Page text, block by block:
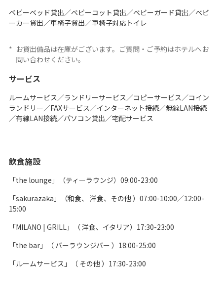
ベビーベッド貸出／ベビーコット貸出／ベビーガード貸出／ベビ
ーカー貸出／車椅子貸出／車椅子対応トイレ
* お貸出備品は在庫がございます。ご質問・ご予約はホテルへお
問い合わせください。
サービス
ルームサービス／ランドリーサービス／コピーサービス／コイン
ランドリー／FAXサービス／インターネット接続／無線LAN接続
／有線LAN接続／パソコン貸出／宅配サービス
飲食施設
「the lounge」（ティーラウンジ）09:00-23:00
「sakurazaka」（和食、 洋食、その他 ）07:00-10:00／12:00-
15:00
「MILANO | GRILL」（ 洋食、イタリア）17:30-23:00
「the bar」（ バーラウンジバー ）18:00-25:00
「ルームサービス」（ その他 ）17:30-23:00